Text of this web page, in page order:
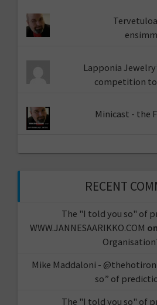
Lapponia
competition
Minicast - the
RECENT
The "I told you so" of
WWW.JANNESAARIKKO.COM on
Mike Maddaloni - @thehotiron
so” of
The "I told you so" of